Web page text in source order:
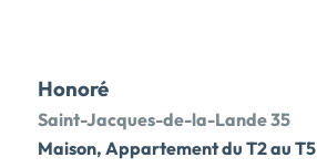
Honoré
Saint-Jacques-de-la-Lande 35
Maison, Appartement du T2 au T5